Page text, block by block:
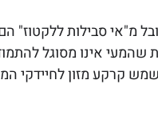
מ"אי סבילות ללקטוז"
שהמעי אינו מסוגל
קרקע מזון לחיידקי